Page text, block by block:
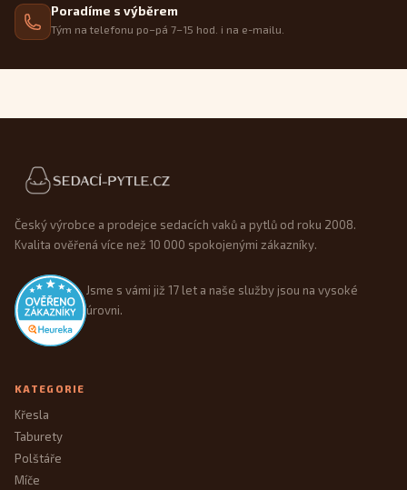
Poradíme s výběrem
Tým na telefonu po–pá 7–15 hod. i na e-mailu.
Patička webu
Český výrobce a prodejce sedacích vaků a pytlů od roku 2008.
Kvalita ověřená více než 10 000 spokojenými zákazníky.
Jsme s vámi již 17 let a naše služby jsou na vysoké
úrovni.
KATEGORIE
Křesla
Taburety
Polštáře
Míče